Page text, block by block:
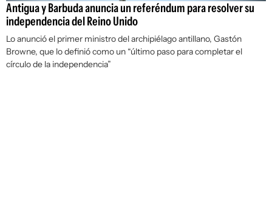
Antigua y Barbuda anuncia un referéndum para resolver su
independencia del Reino Unido
Lo anunció el primer ministro del archipiélago antillano, Gastón
Browne, que lo definió como un “último paso para completar el
círculo de la independencia”